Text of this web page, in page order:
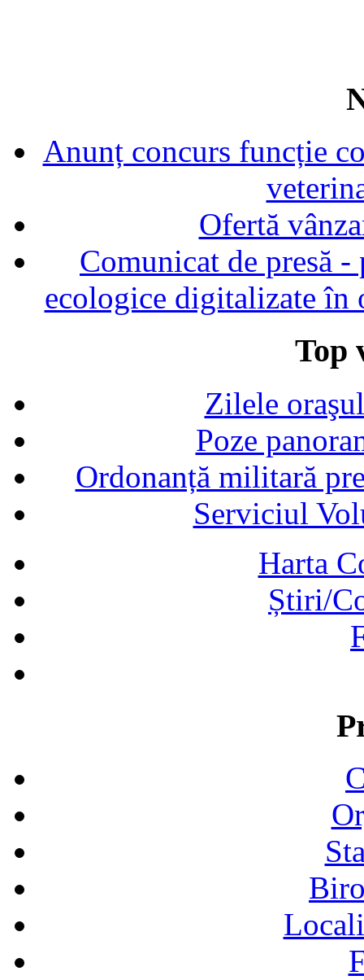
Anunț concurs funcție
Ofertă
Comunicat de presă
ecologice digitalizate în
Top
Zilele
Poze
Ordonanță militară
Serviciul
Harta
Știri/